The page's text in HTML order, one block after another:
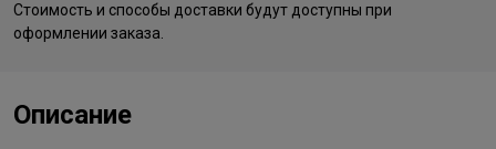
Стоимость и способы доставки будут доступны при
оформлении заказа.
Описание